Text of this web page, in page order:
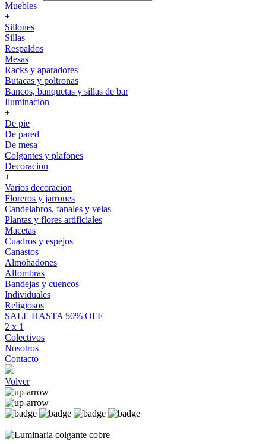
Muebles
+
Sillones
Sillas
Respaldos
Mesas
Racks y aparadores
Butacas y poltronas
Bancos, banquetas y sillas de bar
Iluminacion
+
De pie
De pared
De mesa
Colgantes y plafones
Decoracion
+
Varios decoracion
Floreros y jarrones
Candelabros, fanales y velas
Plantas y flores artificiales
Macetas
Cuadros y espejos
Canastos
Almohadones
Alfombras
Bandejas y cuencos
Individuales
Religiosos
SALE HASTA 50% OFF
2 x 1
Colectivos
Nosotros
Contacto
Volver